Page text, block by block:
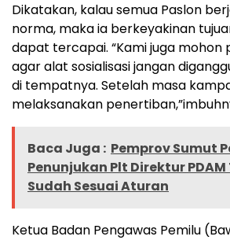
Dikatakan, kalau semua Paslon
norma, maka ia berkeyakinan
dapat tercapai. “Kami juga mohon
agar alat sosialisasi jangan
di tempatnya. Setelah masa
melaksanakan
Baca Juga : Pemprov Sumut
Penunjukan Plt Direktur
Sudah Sesuai Aturan
Ketua Badan Pengawas Pemilu